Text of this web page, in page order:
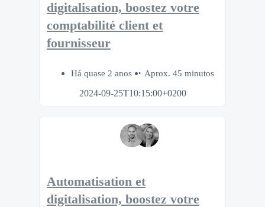
digitalisation, boostez votre
comptabilité client et
fournisseur
Há quase 2 anos
Aprox. 45 minutos
2024-09-25T10:15:00+0200
Automatisation et
digitalisation, boostez votre